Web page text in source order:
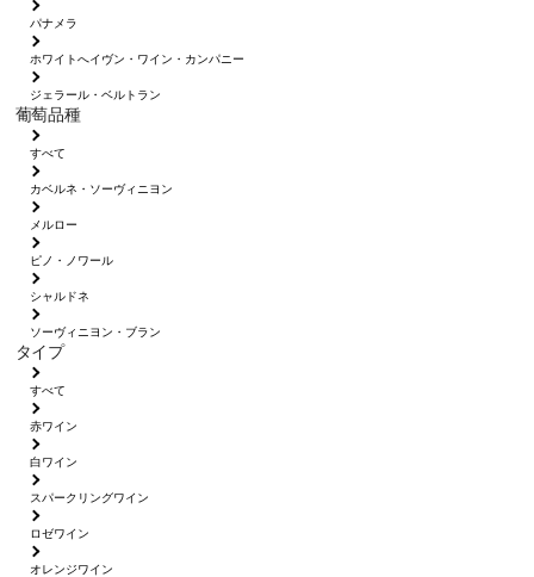
パナメラ
ホワイトへイヴン・ワイン・カンパニー
ジェラール・ベルトラン
葡萄品種
すべて
カベルネ・ソーヴィニヨン
メルロー
ピノ・ノワール
シャルドネ
ソーヴィニヨン・ブラン
タイプ
すべて
赤ワイン
白ワイン
スパークリングワイン
ロゼワイン
オレンジワイン